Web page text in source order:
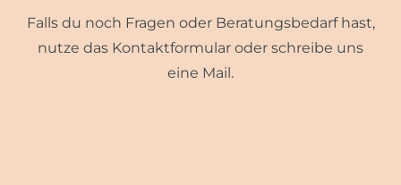
Falls du noch Fragen oder Beratungsbedarf hast,
nutze das Kontaktformular oder schreibe uns
eine Mail.